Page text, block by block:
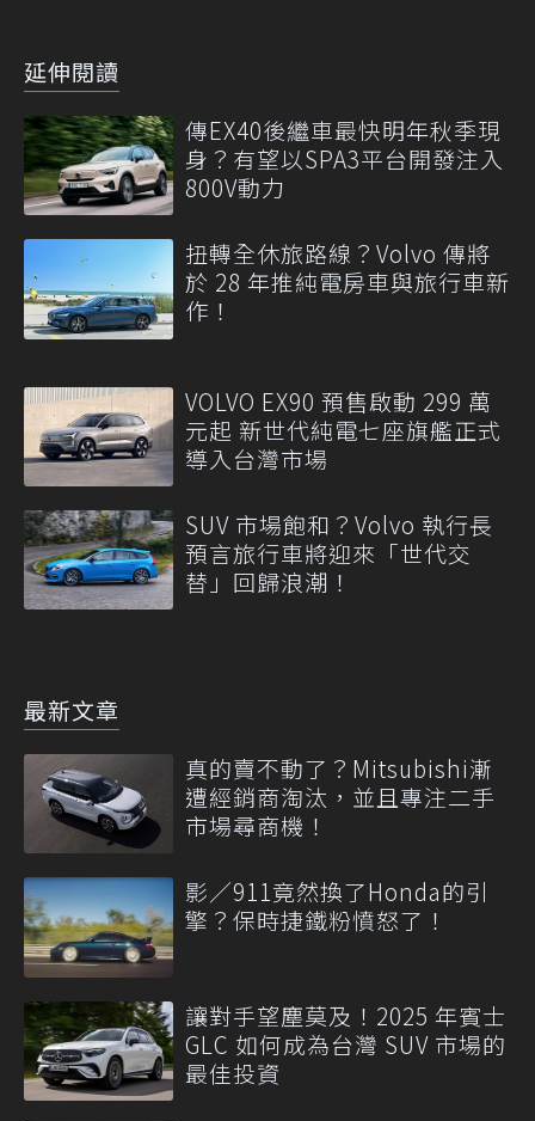
延伸閱讀
傳EX40後繼車最快明年秋季現
身？有望以SPA3平台開發注入
800V動力
扭轉全休旅路線？Volvo 傳將
於 28 年推純電房車與旅行車新
作！
VOLVO EX90 預售啟動 299 萬
元起 新世代純電七座旗艦正式
導入台灣市場
SUV 市場飽和？Volvo 執行長
預言旅行車將迎來「世代交
替」回歸浪潮！
最新文章
真的賣不動了？Mitsubishi漸
遭經銷商淘汰，並且專注二手
市場尋商機！
影／911竟然換了Honda的引
擎？保時捷鐵粉憤怒了！
讓對手望塵莫及！2025 年賓士
GLC 如何成為台灣 SUV 市場的
最佳投資